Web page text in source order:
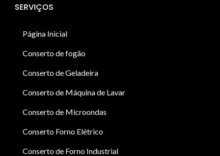
SERVIÇOS
Página Inicial
Conserto de fogão
Conserto de Geladeira
Conserto de Máquina de Lavar
Conserto de Microondas
Conserto Forno Elétrico
Conserto de Forno Industrial